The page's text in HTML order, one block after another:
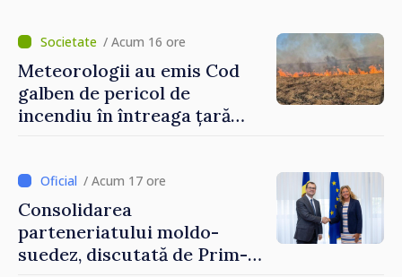
/ Acum 16 ore
Meteorologii au emis Cod
galben de pericol de
incendiu în întreaga țară
/ Acum 17 ore
Consolidarea
parteneriatului moldo-
suedez, discutată de Prim-